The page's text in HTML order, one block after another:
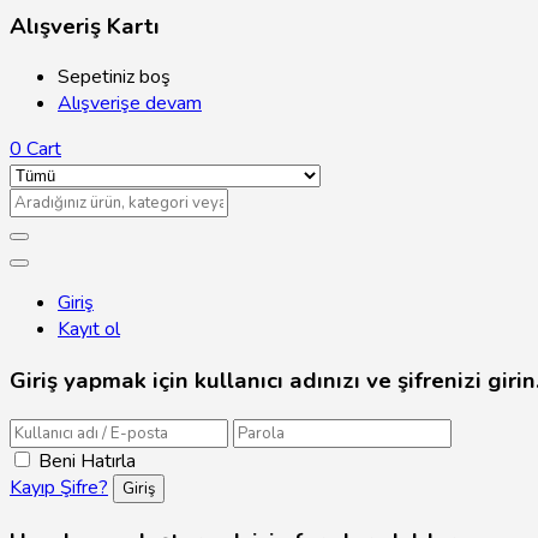
Alışveriş Kartı
Sepetiniz boş
Alışverişe devam
0Cart
Giriş
Kayıt ol
Giriş yapmak için kullanıcı adınızı ve şifrenizi
Beni Hatırla
Kayıp Şifre?